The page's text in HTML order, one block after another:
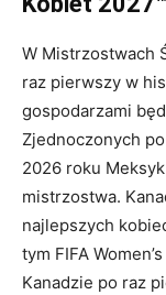
W Mistrzostwach
raz pierwszy w
gospodarzami
Zjednoczonych
2026 roku
mistrzostwa.
najlepszych
tym FIFA
Kanadzie po raz